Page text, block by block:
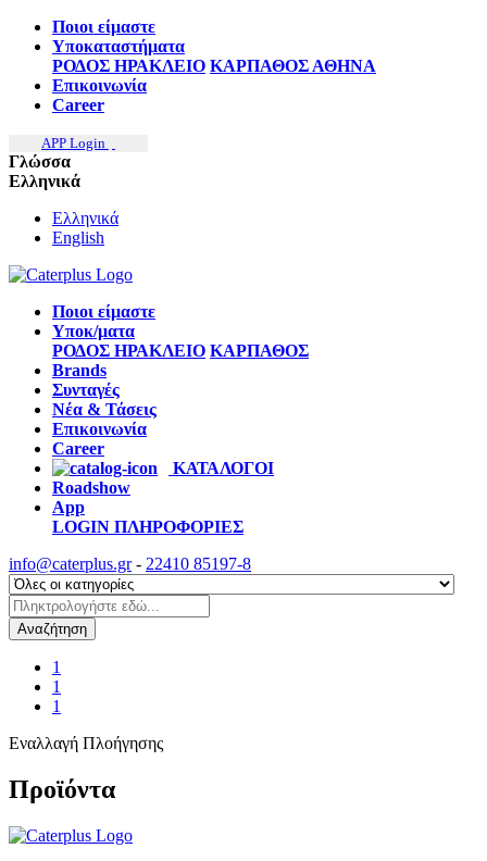
Ποιοι είμαστε
Υποκαταστήματα
ΡΟΔΟΣ ΗΡΑΚΛΕΙΟ ΚΑΡΠΑΘΟΣ ΑΘΗΝΑ
Επικοινωνία
Career
APP Login
Γλώσσα
Ελληνικά
Ελληνικά
English
Ποιοι είμαστε
Υποκ/ματα
ΡΟΔΟΣ ΗΡΑΚΛΕΙΟ ΚΑΡΠΑΘΟΣ
Brands
Συνταγές
Νέα & Τάσεις
Επικοινωνία
Career
ΚΑΤΑΛΟΓΟΙ
Roadshow
App
LOGIN ΠΛΗΡΟΦΟΡΙΕΣ
info@caterplus.gr- 22410 85197-8
Αναζήτηση
1
1
1
Εναλλαγή Πλοήγησης
Προϊόντα